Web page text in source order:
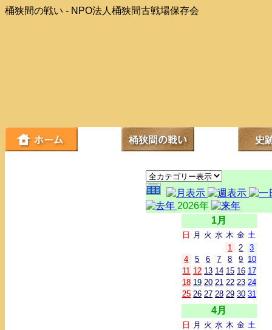
桶狭間の戦い - NPO法人桶狭間古戦場保存会
2026年
1月
日 月 火 水 木 金 土
1
2
3
4
5 6 7 8 9 10
11 12 13 14 15 16 17
18 19 20 21 22 23 24
25 26 27 28 29 30 31
4月
日 月 火 水 木 金 土